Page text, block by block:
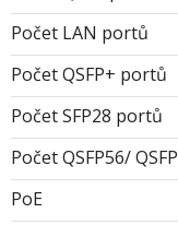
Počet LAN portů
Počet QSFP+ portů
Počet SFP28 portů
Počet QSFP56/
PoE